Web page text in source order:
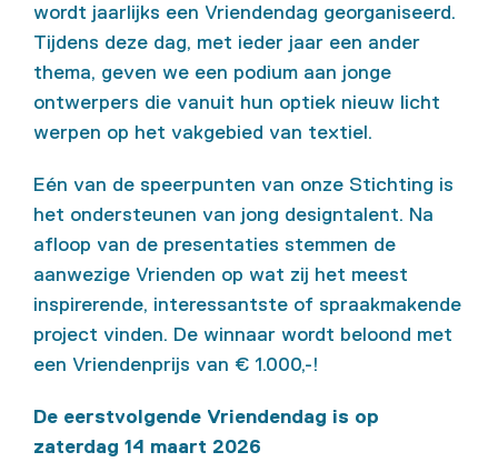
wordt jaarlijks een Vriendendag georganiseerd.
Tijdens deze dag, met ieder jaar een ander
thema, geven we een podium aan jonge
ontwerpers die vanuit hun optiek nieuw licht
werpen op het vakgebied van textiel.
Eén van de speerpunten van onze Stichting is
het ondersteunen van jong designtalent. Na
afloop van de presentaties stemmen de
aanwezige Vrienden op wat zij het meest
inspirerende, interessantste of spraakmakende
project vinden. De winnaar wordt beloond met
een Vriendenprijs van € 1.000,-!
De eerstvolgende Vriendendag is op
zaterdag 14 maart 2026